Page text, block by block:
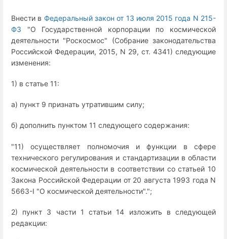
Внести в Федеральный закон от 13 июля 2015 года N 215-
ФЗ "О Государственной корпорации по космической
деятельности "Роскосмос" (Собрание законодательства
Российской Федерации, 2015, N 29, ст. 4341) следующие
изменения:
1) в статье 11:
а) пункт 9 признать утратившим силу;
б) дополнить пунктом 11 следующего содержания:
"11) осуществляет полномочия и функции в сфере
технического регулирования и стандартизации в области
космической деятельности в соответствии со статьей 10
Закона Российской Федерации от 20 августа 1993 года N
5663-I "О космической деятельности".";
2) пункт 3 части 1 статьи 14 изложить в следующей
редакции: